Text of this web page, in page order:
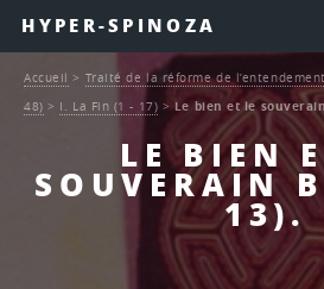
HYPER-SPINOZA
LE BIEN
SOUVERAIN
13).
Accueil > Traité de la réforme de
48) > I. La Fin (1 - 17) > Le bien et le